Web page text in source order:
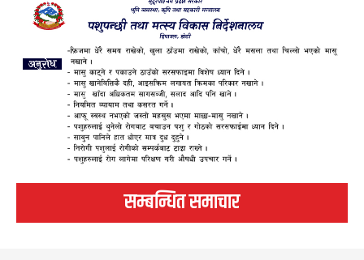
सम्बन्धित समाचार